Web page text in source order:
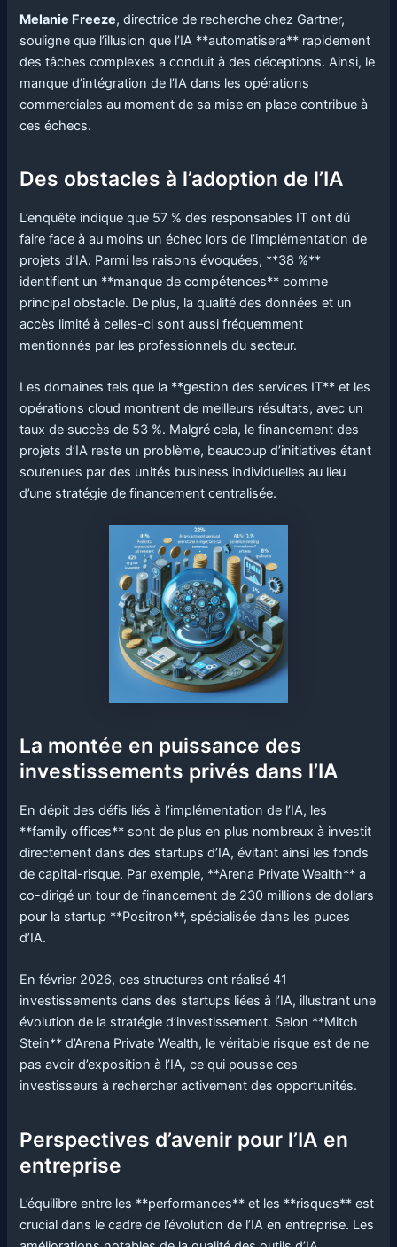
Melanie Freeze, directrice de recherche chez Gartner,
souligne que l’illusion que l’IA **automatisera** rapidement
des tâches complexes a conduit à des déceptions. Ainsi, le
manque d’intégration de l’IA dans les opérations
commerciales au moment de sa mise en place contribue à
ces échecs.
Des obstacles à l’adoption de l’IA
L’enquête indique que 57 % des responsables IT ont dû
faire face à au moins un échec lors de l’implémentation de
projets d’IA. Parmi les raisons évoquées, **38 %**
identifient un **manque de compétences** comme
principal obstacle. De plus, la qualité des données et un
accès limité à celles-ci sont aussi fréquemment
mentionnés par les professionnels du secteur.
Les domaines tels que la **gestion des services IT** et les
opérations cloud montrent de meilleurs résultats, avec un
taux de succès de 53 %. Malgré cela, le financement des
projets d’IA reste un problème, beaucoup d’initiatives étant
soutenues par des unités business individuelles au lieu
d’une stratégie de financement centralisée.
La montée en puissance des
investissements privés dans l’IA
En dépit des défis liés à l’implémentation de l’IA, les
**family offices** sont de plus en plus nombreux à investit
directement dans des startups d’IA, évitant ainsi les fonds
de capital-risque. Par exemple, **Arena Private Wealth** a
co-dirigé un tour de financement de 230 millions de dollars
pour la startup **Positron**, spécialisée dans les puces
d’IA.
En février 2026, ces structures ont réalisé 41
investissements dans des startups liées à l’IA, illustrant une
évolution de la stratégie d’investissement. Selon **Mitch
Stein** d’Arena Private Wealth, le véritable risque est de ne
pas avoir d’exposition à l’IA, ce qui pousse ces
investisseurs à rechercher activement des opportunités.
Perspectives d’avenir pour l’IA en
entreprise
L’équilibre entre les **performances** et les **risques** est
crucial dans le cadre de l’évolution de l’IA en entreprise. Les